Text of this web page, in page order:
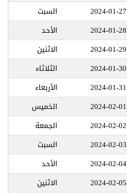
2024-01-27
السبت
2024-01-28
الأحد
2024-01-29
الاثنين
2024-01-30
الثلاثاء
2024-01-31
الأربعاء
2024-02-01
الخميس
2024-02-02
الجمعة
2024-02-03
السبت
2024-02-04
الأحد
2024-02-05
الاثنين